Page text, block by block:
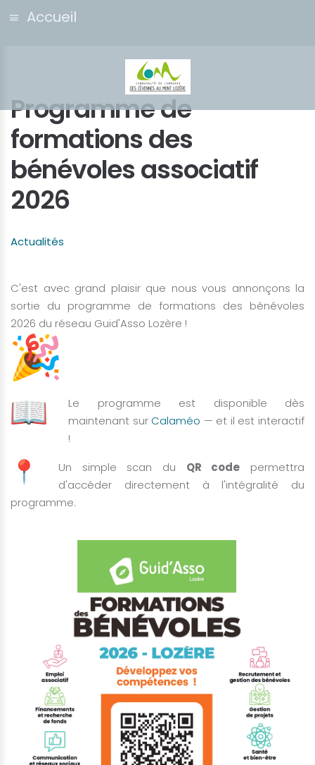
Accueil
Programme de
formations des
bénévoles associatif
2026
Actualités
C'est avec grand plaisir que nous vous annonçons la
sortie du programme de formations des bénévoles
2026 du réseau Guid'Asso Lozère !
Le programme est disponible dès
maintenant sur Calaméo — et il est interactif
!
Un simple scan du QR code permettra
d'accéder directement à l'intégralité du
programme.